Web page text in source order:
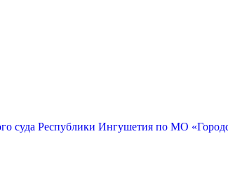
суда Республики Ингушетия по МО